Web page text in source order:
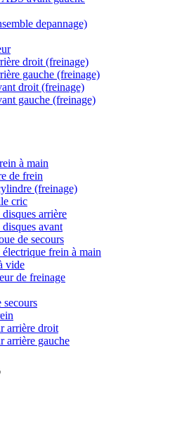
depannage)
droit (freinage)
gauche (freinage)
droit (freinage)
gauche (freinage)
à main
de frein
(freinage)
cric
disques arrière
disques avant
de secours
électrique frein à main
vide
de freinage
secours
arrière droit
arrière gauche